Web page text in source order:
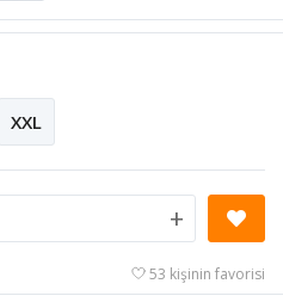
XXL
+
53 kişinin favorisi